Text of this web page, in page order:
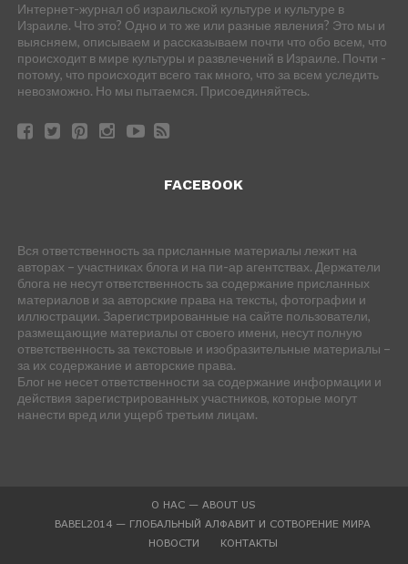
Интернет-журнал об израильской культуре и культуре в
Израиле. Что это? Одно и то же или разные явления? Это мы и
выясняем, описываем и рассказываем почти что обо всем, что
происходит в мире культуры и развлечений в Израиле. Почти -
потому, что происходит всего так много, что за всем уследить
невозможно. Но мы пытаемся. Присоединяйтесь.
FACEBOOK
Вся ответственность за присланные материалы лежит на
авторах – участниках блога и на пи-ар агентствах. Держатели
блога не несут ответственность за содержание присланных
материалов и за авторские права на тексты, фотографии и
иллюстрации. Зарегистрированные на сайте пользователи,
размещающие материалы от своего имени, несут полную
ответственность за текстовые и изобразительные материалы –
за их содержание и авторские права.
Блог не несет ответственности за содержание информации и
действия зарегистрированных участников, которые могут
нанести вред или ущерб третьим лицам.
О НАС — ABOUT US
BABEL2014 — ГЛОБАЛЬНЫЙ АЛФАВИТ И СОТВОРЕНИЕ МИРА
НОВОСТИ
КОНТАКТЫ